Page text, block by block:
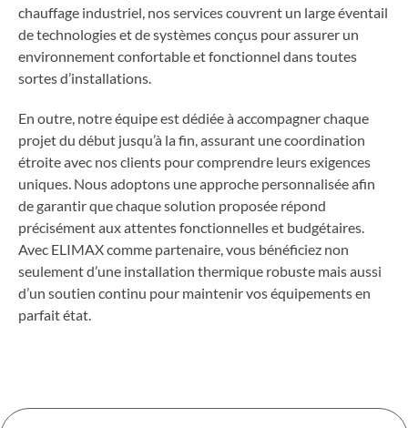
chauffage industriel, nos services couvrent un large éventail
de technologies et de systèmes conçus pour assurer un
environnement confortable et fonctionnel dans toutes
sortes d’installations.
En outre, notre équipe est dédiée à accompagner chaque
projet du début jusqu’à la fin, assurant une coordination
étroite avec nos clients pour comprendre leurs exigences
uniques. Nous adoptons une approche personnalisée afin
de garantir que chaque solution proposée répond
précisément aux attentes fonctionnelles et budgétaires.
Avec ELIMAX comme partenaire, vous bénéficiez non
seulement d’une installation thermique robuste mais aussi
d’un soutien continu pour maintenir vos équipements en
parfait état.